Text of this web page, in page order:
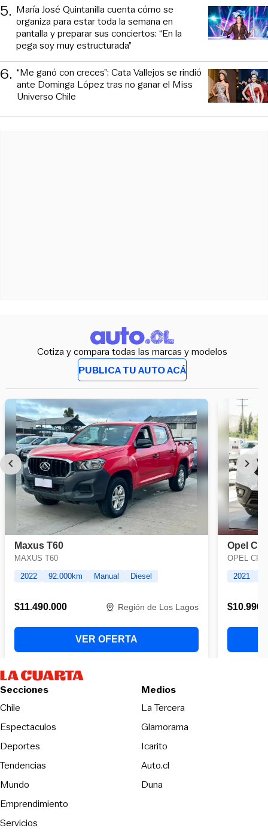
5. María José Quintanilla cuenta cómo se
organiza para estar toda la semana en
pantalla y preparar sus conciertos: “En la
pega soy muy estructurada”
6. “Me ganó con creces”: Cata Vallejos se rindió
ante Dominga López tras no ganar el Miss
Universo Chile
Cotiza y compara todas las marcas y modelos
PUBLICA TU AUTO ACÁ
Secciones
Chile
Espectaculos
Deportes
Tendencias
Mundo
Emprendimiento
Servicios
Medios
La TerceraOpens in new
Glamorama
Icarito
Auto.cl
DunaOpens in new window